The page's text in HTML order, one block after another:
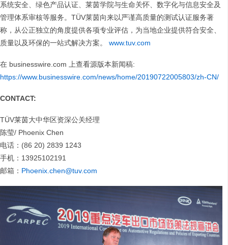
系统安全、绿色产品认证、莱茵学院与生命关怀、数字化与信息安全及
管理体系审核等服务。TÜV莱茵向来以严谨高质量的测试认证服务著
称，从公正独立的角度提供各项专业评估，为当地企业提供符合安全、
质量以及环保的一站式解决方案。 www.tuv.com
在 businesswire.com 上查看源版本新闻稿:
https://www.businesswire.com/news/home/20190722005803/zh-CN/
CONTACT:
TÜV莱茵大中华区资深公关经理
陈莹/ Phoenix Chen
电话：(86 20) 2839 1243
手机：13925102191
邮箱： Phoenix.chen@tuv.com